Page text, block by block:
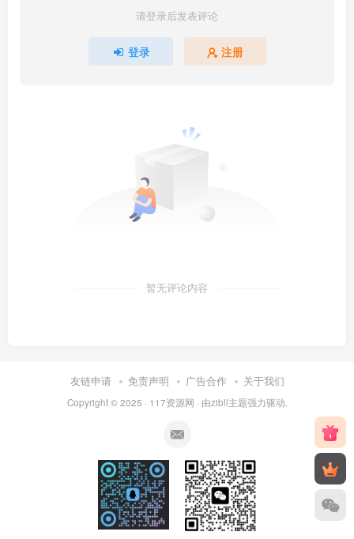
请登录后发表评论
登录 注册
暂无评论内容
友链申请 免责声明 广告合作 关于我们
Copyright © 2025 · 117资源网 · 由zibll主题强力驱动.